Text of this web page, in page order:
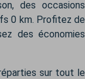
des occasions
0 km. Profitez de
des économies
sur tout le